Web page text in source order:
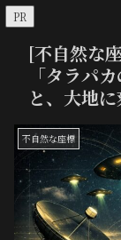
PR
[不自然な
「タラパ
と、大地
不自然な座標